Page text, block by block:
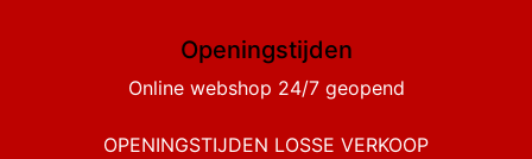
Openingstijden
Online webshop 24/7 geopend
OPENINGSTIJDEN LOSSE VERKOOP